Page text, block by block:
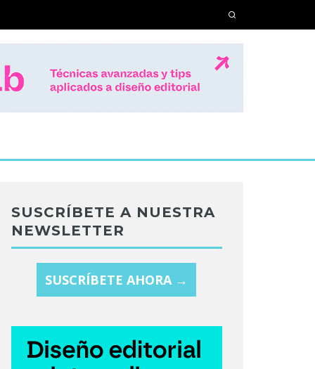
SUSCRÍBETE A NUESTRA
NEWSLETTER
SUSCRÍBETE AHORA →